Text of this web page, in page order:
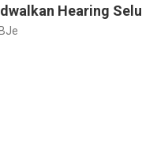
Hearing
BJe